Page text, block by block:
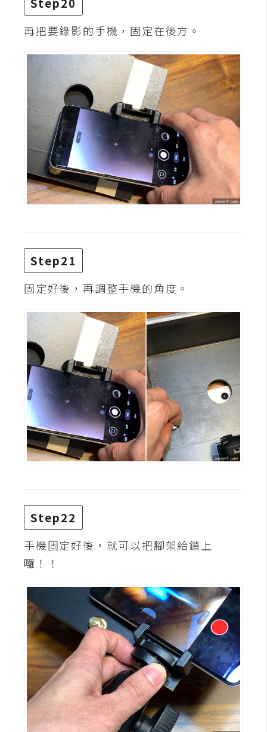
Step20
再把要錄影的手機，固定在後方。
Step21
固定好後，再調整手機的角度。
Step22
手機固定好後，就可以把腳架給鎖上
囉！！